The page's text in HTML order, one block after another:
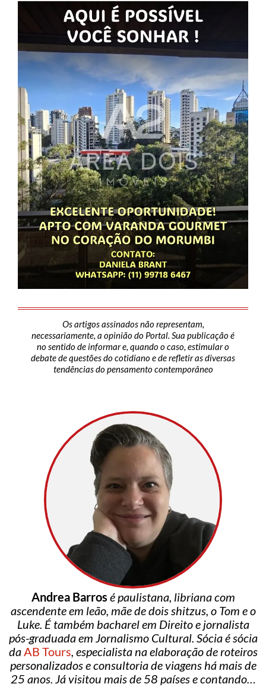
Os artigos assinados não representam,
necessariamente, a opinião do Portal. Sua publicação é
no sentido de informar e, quando o caso, estimular o
debate de questões do cotidiano e de refletir as diversas
tendências do pensamento contemporâneo
Andrea Barros é paulistana, libriana com
ascendente em leão, mãe de dois shitzus, o Tom e o
Luke. É também bacharel em Direito e jornalista
pós-graduada em Jornalismo Cultural. Sócia é sócia
daAB Tours, especialista na elaboração de roteiros
personalizados e consultoria de viagens há mais de
25 anos. Já visitou mais de 58 países e contando…